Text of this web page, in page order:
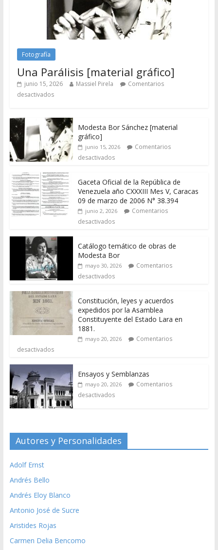
Fotografía
Una Parálisis [material gráfico]
junio 15, 2026 Massiel Pirela
Comentarios
desactivados
Modesta Bor Sánchez [material
gráfico]
junio 15, 2026
Comentarios
desactivados
Gaceta Oficial de la República de
Venezuela año CXXXIII Mes V, Caracas
09 de marzo de 2006 N° 38.394
junio 2, 2026
Comentarios
desactivados
Catálogo temático de obras de
Modesta Bor
mayo 30, 2026
Comentarios
desactivados
Constitución, leyes y acuerdos
expedidos por la Asamblea
Constituyente del Estado Lara en
1881.
mayo 20, 2026
Comentarios
desactivados
Ensayos y Semblanzas
mayo 20, 2026
Comentarios
desactivados
Autores y Personalidades
Adolf Ernst
Andrés Bello
Andrés Eloy Blanco
Antonio José de Sucre
Aristides Rojas
Carmen Delia Bencomo